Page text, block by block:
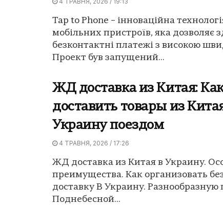
Tap to Phone – інноваційна
мобільних пристроїв, яка дозволяє
безконтактні платежі з високою
Проект був запущений...
ЖД доставка из Китая:
доставить товары из
Украину поездом
4 ТРАВНЯ, 2026 / 17:26
ЖД доставка из Китая в Украину.
преимущества. Как организовать
доставку В Украину.
Поднебесной...